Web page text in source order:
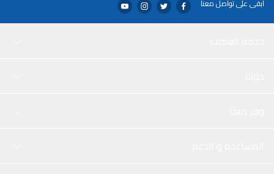
ابقى على تواصل معنا